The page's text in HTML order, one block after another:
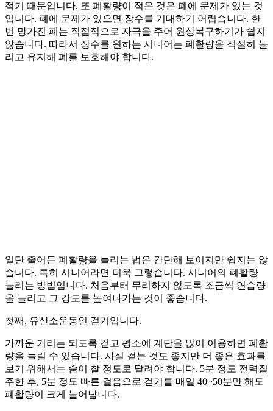
적기 때문입니다. 또 폐활량이 적은 것은 폐에 문제가 있는 것
입니다. 폐에 문제가 있으면 장수를 기대하기 어렵습니다. 한
번 망가진 폐는 직접적으로 자극을 주어 원상복구하기가 쉽지
않습니다. 따라서 장수를 원하는 시니어는 폐활량을 적절히 늘
리고 유지해 폐를 보호해야 합니다.
일단 줄어든 폐활량을 늘리는 법은 간단해 보이지만 쉽지는 않
습니다. 특히 시니어라면 더욱 그렇습니다. 시니어의 폐활량
늘리는 방법입니다. 처음부터 무리하지 않도록 조금씩 연습량
을 늘리고 그 강도를 높여나가는 것이 좋습니다.
첫째, 유산소운동인 걷기입니다.
가까운 거리는 되도록 걷고 평소에 계단을 많이 이용하면 폐활
량을 늘릴 수 있습니다. 사실 걷는 것도 좋지만 더 좋은 효과를
보기 위해서는 숨이 찰 정도로 달려야 합니다. 5분 정도 전력질
주한 후, 5분 정도 빠른 걸음으로 걷기를 매일 40~50분만 해도
폐활량이 크게 늘어납니다.